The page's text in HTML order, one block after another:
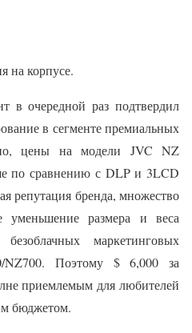
на корпусе.
в очередной раз подтвердил
в сегменте премиальных
цены на модели JVC NZ
по сравнению с DLP и 3LCD
репутация бренда, множество
уменьшение размера и веса
маркетинговых
NZ700. Поэтому $ 6,000 за
приемлемым для любителей
бюджетом.